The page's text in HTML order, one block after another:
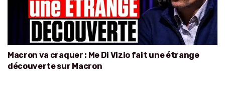
Macron va craquer : Me Di Vizio fait une étrange
découverte sur Macron